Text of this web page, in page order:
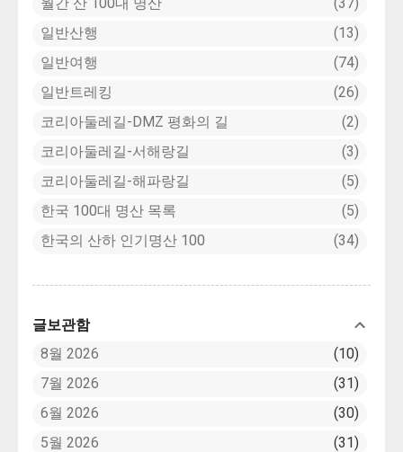
일반산행
13
일반여행
74
일반트레킹
26
코리아둘레길-DMZ 평화의 길
2
코리아둘레길-서해랑길
3
코리아둘레길-해파랑길
5
한국 100대 명산 목록
5
한국의 산하 인기명산 100
34
글보관함
8월 2026
10
7월 2026
31
6월 2026
30
5월 2026
31